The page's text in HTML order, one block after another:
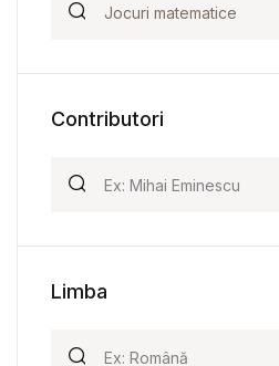
Contributori
Limba